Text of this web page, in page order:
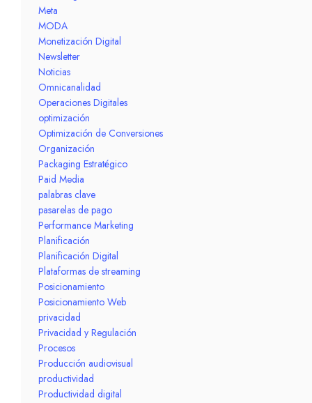
Meta
MODA
Monetización Digital
Newsletter
Noticias
Omnicanalidad
Operaciones Digitales
optimización
Optimización de Conversiones
Organización
Packaging Estratégico
Paid Media
palabras clave
pasarelas de pago
Performance Marketing
Planificación
Planificación Digital
Plataformas de streaming
Posicionamiento
Posicionamiento Web
privacidad
Privacidad y Regulación
Procesos
Producción audiovisual
productividad
Productividad digital